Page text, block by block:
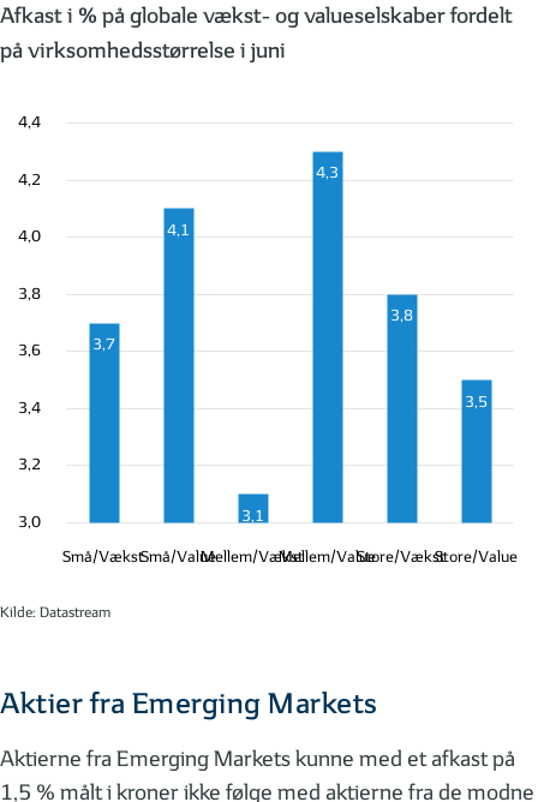
Afkast i % på globale vækst- og valueselskaber fordelt
på virksomhedsstørrelse i juni
3,7
4,1
3,1
4,3
3,8
3,5
Små/VækstSmå/ValueMellem/VækstMellem/ValueStore/VækstStore/Value
3,0
3,2
3,4
3,6
3,8
4,0
4,2
4,4
Kilde: Datastream
Aktier fra Emerging Markets
Aktierne fra Emerging Markets kunne med et afkast på
1,5 % målt i kroner ikke følge med aktierne fra de modne